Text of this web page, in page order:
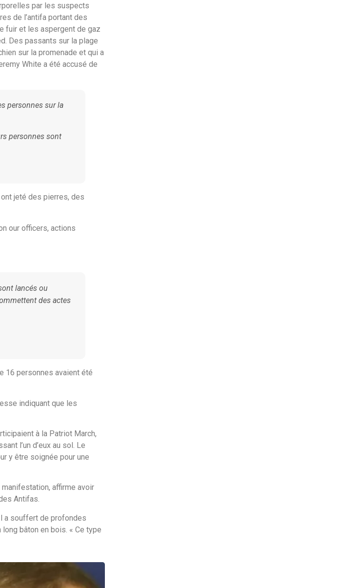
par les suspects
de l’antifa portant des
fuir et les aspergent de gaz
Des passants sur la plage
sur la promenade et qui a
White a été accusé de
personnes sur la
personnes sont
jeté des pierres, des
our officers, actions
lancés ou
des actes
16 personnes avaient été
indiquant que les
à la Patriot March,
l’un d’eux au sol. Le
y être soignée pour une
affirme avoir
Antifas.
a souffert de profondes
bâton en bois. « Ce type